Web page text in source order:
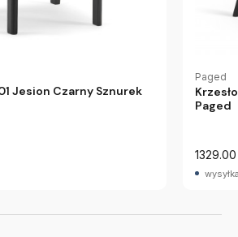
Jesion Czarny Sznurek
Paged
Paged
1329.00